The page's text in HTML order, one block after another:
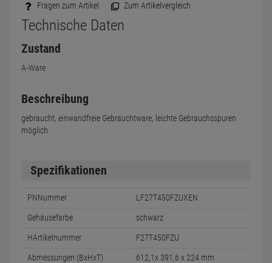
Fragen zum Artikel Zum Artikelvergleich
Technische Daten
Zustand
A-Ware
Beschreibung
gebraucht, einwandfreie Gebrauchtware, leichte Gebrauchsspuren
möglich
Spezifikationen
PNNummer LF27T450FZUXEN
Gehäusefarbe schwarz
HArtikelnummer F27T450FZU
Abmessungen (BxHxT) 612,1x 391,6 x 224 mm